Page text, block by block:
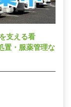
支える看
置・服薬管理な